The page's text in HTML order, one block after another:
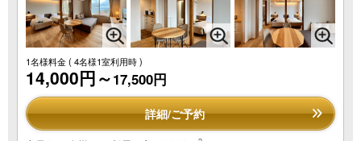
1名様料金( 4名様1室利用時 )
14,000円～17,500円
詳細/ご予約